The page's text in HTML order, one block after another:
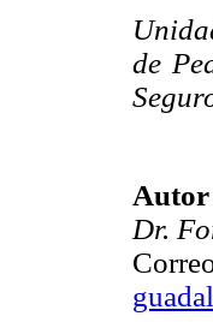
de
Autor
Dr.